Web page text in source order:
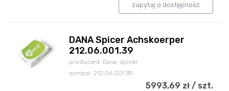
zapytaj o dostępność
DANA Spicer Achskoerper
212.06.001.39
producent: Dana-spicer
symbol: 212.06.001.39
5993,69 zł / szt.